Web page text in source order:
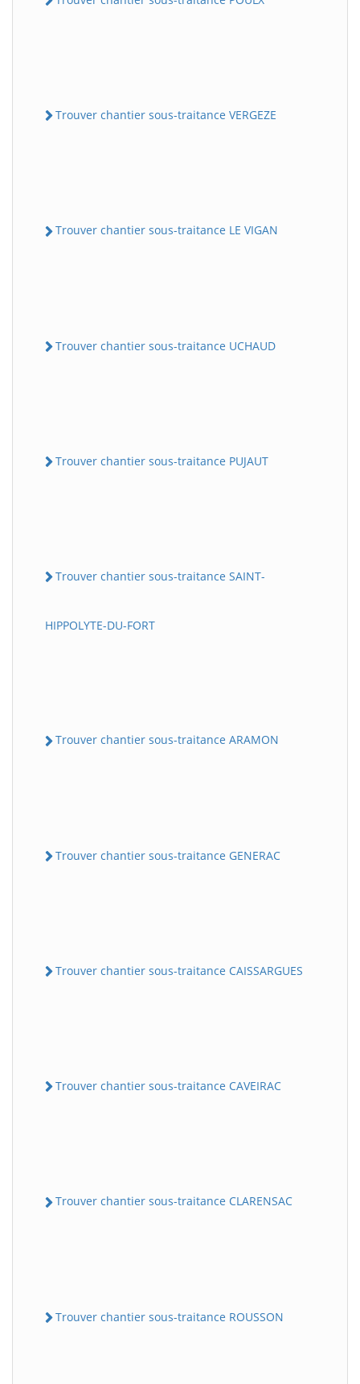
Trouver chantier sous-traitance VERGEZE
Trouver chantier sous-traitance LE VIGAN
Trouver chantier sous-traitance UCHAUD
Trouver chantier sous-traitance PUJAUT
Trouver chantier sous-traitance SAINT-
HIPPOLYTE-DU-FORT
Trouver chantier sous-traitance ARAMON
Trouver chantier sous-traitance GENERAC
Trouver chantier sous-traitance CAISSARGUES
Trouver chantier sous-traitance CAVEIRAC
Trouver chantier sous-traitance CLARENSAC
Trouver chantier sous-traitance ROUSSON